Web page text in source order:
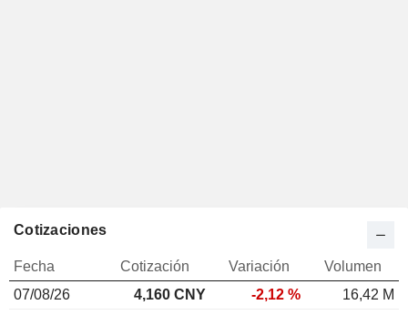
Cotizaciones
Fecha Cotización Variación
Volumen
07/08/26
4,160 CNY -2,12 %
16,42 M